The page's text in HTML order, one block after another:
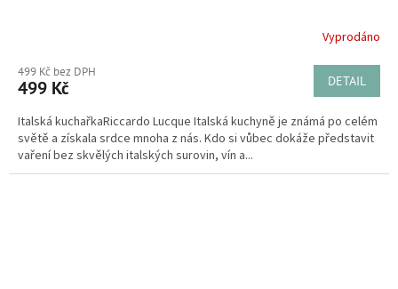
Vyprodáno
499 Kč bez DPH
499 Kč DETAIL
Italská kuchařkaRiccardo Lucque Italská kuchyně je známá po celém
světě a získala srdce mnoha z nás. Kdo si vůbec dokáže představit
vaření bez skvělých italských surovin, vín a...